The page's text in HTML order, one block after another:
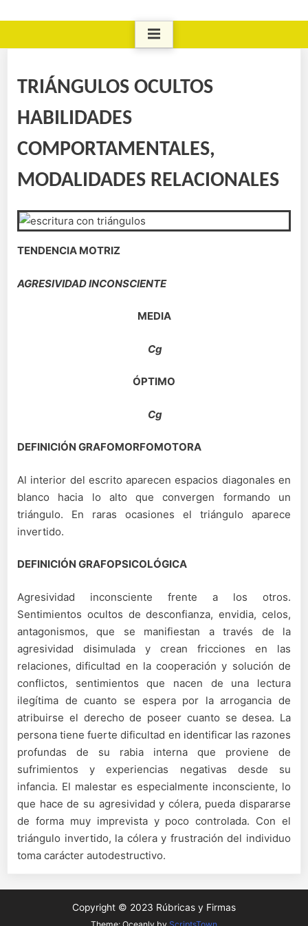
TRIÁNGULOS OCULTOS
HABILIDADES
COMPORTAMENTALES,
MODALIDADES RELACIONALES
TENDENCIA MOTRIZ
AGRESIVIDAD INCONSCIENTE
MEDIA
Cg
ÓPTIMO
Cg
DEFINICIÓN GRAFOMORFOMOTORA
Al interior del escrito aparecen espacios diagonales en
blanco hacia lo alto que convergen formando un
triángulo. En raras ocasiones el triángulo aparece
invertido.
DEFINICIÓN GRAFOPSICOLÓGICA
Agresividad inconsciente frente a los otros.
Sentimientos ocultos de desconfianza, envidia, celos,
antagonismos, que se manifiestan a través de la
agresividad disimulada y crean fricciones en las
relaciones, dificultad en la cooperación y solución de
conflictos, sentimientos que nacen de una lectura
ilegítima de cuanto se espera por la arrogancia de
atribuirse el derecho de poseer cuanto se desea. La
persona tiene fuerte dificultad en identificar las razones
profundas de su rabia interna que proviene de
sufrimientos y experiencias negativas desde su
infancia. El malestar es especialmente inconsciente, lo
que hace de su agresividad y cólera, pueda dispararse
de forma muy imprevista y poco controlada. Con el
triángulo invertido, la cólera y frustración del individuo
toma carácter autodestructivo.
Copyright © 2023 Rúbricas y Firmas